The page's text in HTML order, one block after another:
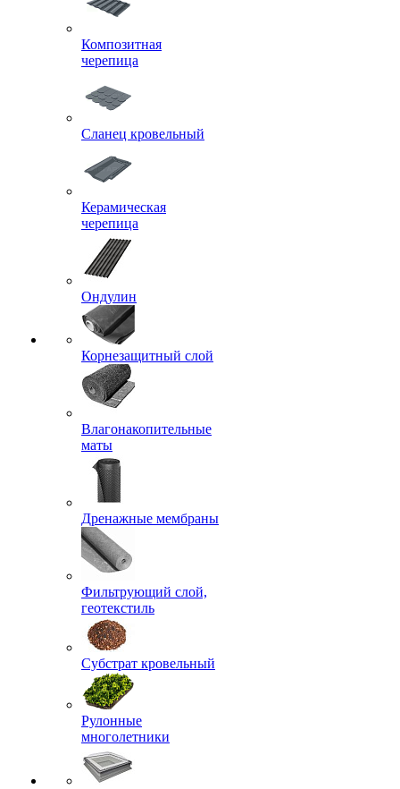
Композитная
черепица
Сланец кровельный
Керамическая
черепица
Ондулин
Корнезащитный слой
Влагонакопительные
маты
Дренажные мембраны
Фильтрующий слой,
геотекстиль
Субстрат кровельный
Рулонные
многолетники